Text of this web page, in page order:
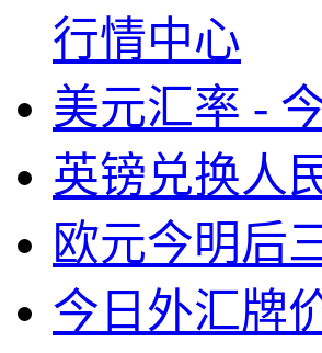
行情中心
美元汇率 -
英镑兑换人
欧元今明后
今日外汇牌